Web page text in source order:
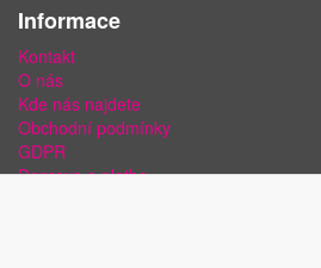
Informace
Kontakt
O nás
Kde nás najdete
Obchodní podmínky
GDPR
Doprava a platba